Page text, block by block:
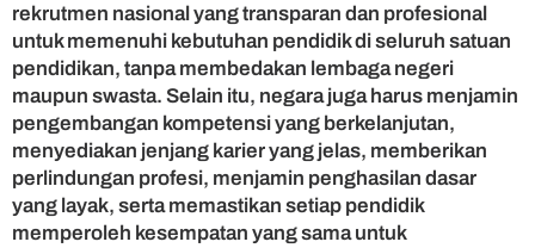
rekrutmen nasional yang transparan dan profesional
untuk memenuhi kebutuhan pendidik di seluruh satuan
pendidikan, tanpa membedakan lembaga negeri
maupun swasta. Selain itu, negara juga harus menjamin
pengembangan kompetensi yang berkelanjutan,
menyediakan jenjang karier yang jelas, memberikan
perlindungan profesi, menjamin penghasilan dasar
yang layak, serta memastikan setiap pendidik
memperoleh kesempatan yang sama untuk